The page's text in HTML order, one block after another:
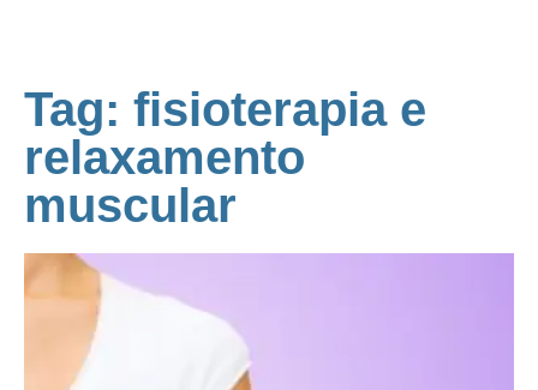
Tag: fisioterapia e
relaxamento
muscular